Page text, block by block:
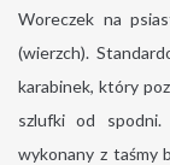
Woreczek na
(wierzch).
karabinek, który
szlufki od
wykonany z taśmy